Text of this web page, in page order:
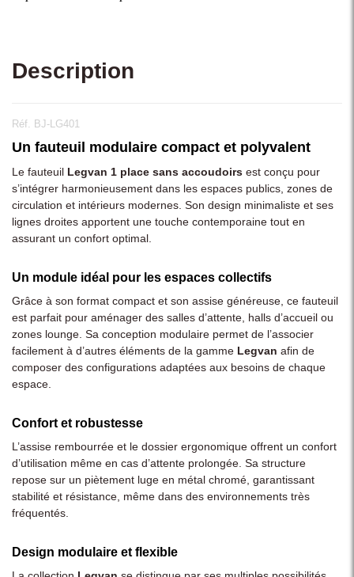
Description
Réf. BJ-LG401
Un fauteuil modulaire compact et polyvalent
Le fauteuil Legvan 1 place sans accoudoirs est conçu pour
s’intégrer harmonieusement dans les espaces publics, zones de
circulation et intérieurs modernes. Son design minimaliste et ses
lignes droites apportent une touche contemporaine tout en
assurant un confort optimal.
Un module idéal pour les espaces collectifs
Grâce à son format compact et son assise généreuse, ce fauteuil
est parfait pour aménager des salles d’attente, halls d’accueil ou
zones lounge. Sa conception modulaire permet de l’associer
facilement à d’autres éléments de la gamme Legvan afin de
composer des configurations adaptées aux besoins de chaque
espace.
Confort et robustesse
L’assise rembourrée et le dossier ergonomique offrent un confort
d’utilisation même en cas d’attente prolongée. Sa structure
repose sur un piètement luge en métal chromé, garantissant
stabilité et résistance, même dans des environnements très
fréquentés.
Design modulaire et flexible